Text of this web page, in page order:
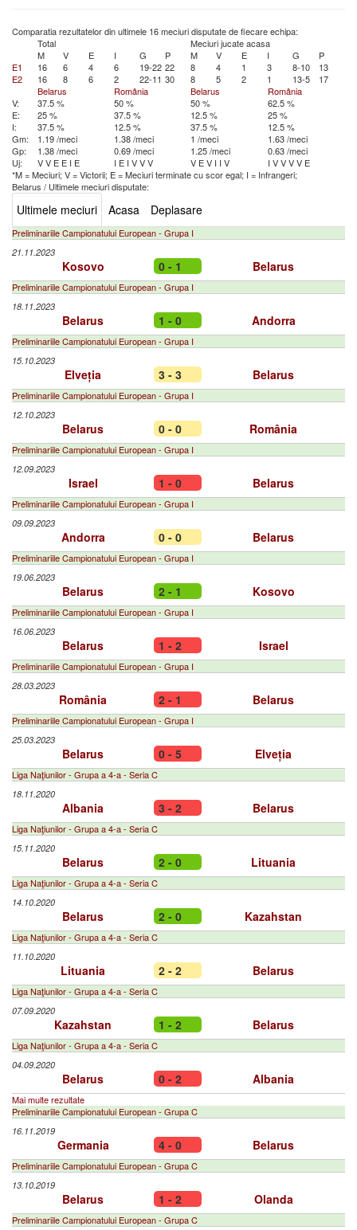
Comparatia rezultatelor din ultimele 16 meciuri disputate de fiecare echipa:
Total
Meciuri jucate acasa
M
V E I G P M V E I G
P
E1
16 6 4 6 19-22 22 8 4 1 3 8-10
13
E2
16 8 6 2 22-11 30 8 5 2 1 13-5
17
Belarus
România Belarus
România
V:
37.5 % 50 % 50 %
62.5 %
E:
25 % 37.5 % 12.5 %
25 %
I:
37.5 % 12.5 % 37.5 %
12.5 %
Gm:
1.19 /meci 1.38 /meci 1 /meci
1.63 /meci
Gp:
1.38 /meci 0.69 /meci 1.25 /meci
0.63 /meci
Uj:
VV E E I E I E I VVV V EV I I V I VVVV E
*M = Meciuri; V = Victorii; E = Meciuri terminate cu scor egal; I = Infrangeri;
Belarus / Ultimele meciuri disputate:
Ultimele meciuri Acasa Deplasare
Preliminariile Campionatului European - Grupa I
21.11.2023
Kosovo 0 - 1 Belarus
Preliminariile Campionatului European - Grupa I
18.11.2023
Belarus 1 - 0 Andorra
Preliminariile Campionatului European - Grupa I
15.10.2023
Elveția 3 - 3 Belarus
Preliminariile Campionatului European - Grupa I
12.10.2023
Belarus 0 - 0 România
Preliminariile Campionatului European - Grupa I
12.09.2023
Israel 1 - 0 Belarus
Preliminariile Campionatului European - Grupa I
09.09.2023
Andorra 0 - 0 Belarus
Preliminariile Campionatului European - Grupa I
19.06.2023
Belarus 2 - 1 Kosovo
Preliminariile Campionatului European - Grupa I
16.06.2023
Belarus 1 - 2 Israel
Preliminariile Campionatului European - Grupa I
28.03.2023
România 2 - 1 Belarus
Preliminariile Campionatului European - Grupa I
25.03.2023
Belarus 0 - 5 Elveția
Liga Naţiunilor - Grupa a 4-a - Seria C
18.11.2020
Albania 3 - 2 Belarus
Liga Naţiunilor - Grupa a 4-a - Seria C
15.11.2020
Belarus 2 - 0 Lituania
Liga Naţiunilor - Grupa a 4-a - Seria C
14.10.2020
Belarus 2 - 0 Kazahstan
Liga Naţiunilor - Grupa a 4-a - Seria C
11.10.2020
Lituania 2 - 2 Belarus
Liga Naţiunilor - Grupa a 4-a - Seria C
07.09.2020
Kazahstan 1 - 2 Belarus
Liga Naţiunilor - Grupa a 4-a - Seria C
04.09.2020
Belarus 0 - 2 Albania
Mai multe rezultate
Preliminariile Campionatului European - Grupa C
16.11.2019
Germania 4 - 0 Belarus
Preliminariile Campionatului European - Grupa C
13.10.2019
Belarus 1 - 2 Olanda
Preliminariile Campionatului European - Grupa C